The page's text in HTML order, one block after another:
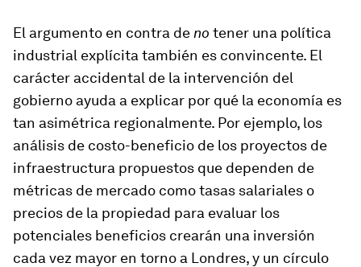
El argumento en contra de no tener una política
industrial explícita también es convincente. El
carácter accidental de la intervención del
gobierno ayuda a explicar por qué la economía es
tan asimétrica regionalmente. Por ejemplo, los
análisis de costo-beneficio de los proyectos de
infraestructura propuestos que dependen de
métricas de mercado como tasas salariales o
precios de la propiedad para evaluar los
potenciales beneficios crearán una inversión
cada vez mayor en torno a Londres, y un círculo